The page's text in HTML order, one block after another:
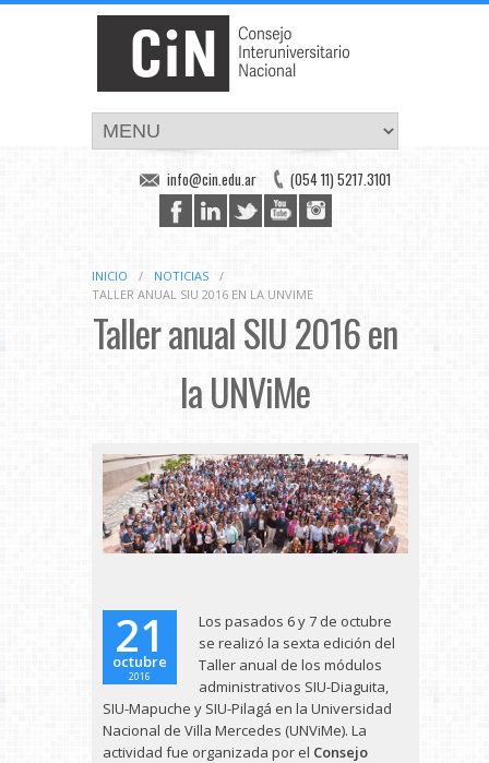
(054 11) 5217.3101
info@cin.edu.ar
INICIO / NOTICIAS
/
TALLER ANUAL SIU 2016 EN LA UNVIME
Taller anual SIU 2016 en
la UNViMe
21
octubre
2016
Los pasados 6 y 7 de octubre
se realizó la sexta edición del
Taller anual de los módulos
administrativos SIU-Diaguita,
SIU-Mapuche y SIU-Pilagá en la Universidad
Nacional de Villa Mercedes (UNViMe). La
actividad fue organizada por el Consejo